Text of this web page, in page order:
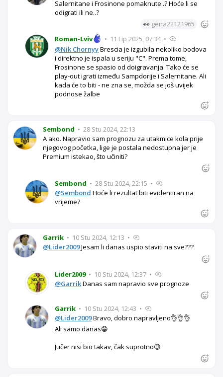
Salernitane i Frosinone pomaknute..? Hoće li se
odigrati ili ne..?
👀 gena22121965
Roman-Lviv
• 11 Lip 2025, 07:34 •
@Nik ChornyyBrescia je izgubila nekoliko bodova
i direktno je ispala u seriju "C". Prema tome,
Frosinone se spasio od doigravanja. Tako će se
play-out igrati između Sampdorije i Salernitane. Ali
kada će to biti - ne zna se, možda se još uvijek
podnose žalbe
Sembond • 28 Stu 2024, 22:13
A ako. Napravio sam prognozu za utakmice kola prije
njegovog početka, lige je postala nedostupna jer je
Premium istekao, što učiniti?
Sembond • 28 Stu 2024, 22:15 •
@Sembond Hoće li rezultat biti evidentiran na
vrijeme?
Garrik • 10 Stu 2024, 12:13 •
@Lider2009Jesam li danas uspio staviti na sve???
Lider2009 • 10 Stu 2024, 12:37 •
@GarrikDanas sam napravio sve prognoze
Garrik • 10 Stu 2024, 12:43 •
@Lider2009Bravo, dobro napravljeno👌👌👌
Ali samo danas😁
Jučer nisi bio takav, čak suprotno😉